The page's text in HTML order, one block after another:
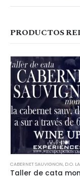
PRODUCTOS
CABERNET SAUVIGNON, D.O. LA